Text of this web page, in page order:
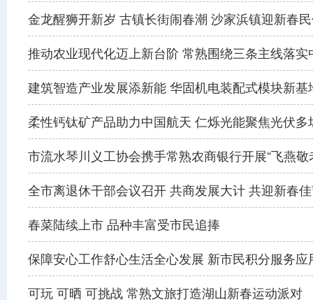
金龙醒狮开新岁 古镇长街闹春潮 沙家浜镇迎新春
推动农业现代化迈上新台阶 常熟围绕三条主线落实
建筑智造产业发展添新能 华固机电装配式模块新基
柔性钙钛矿产品助力中国航天 仁烁光能聚焦光伏
市流水琴川义工协会携手常熟农商银行开展“飞燕敬
全市离退休干部会议召开 共商发展大计 共迎新春
春菜陆续上市 品种丰富受市民追捧
保障安心工作舒心生活全心发展 新市民积分服务应
可玩 可晒 可挑战 常熟文旅打造湖山新春运动派对